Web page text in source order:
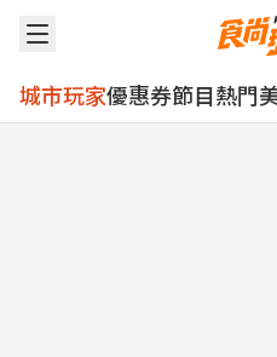
城市玩家優惠券節目熱門